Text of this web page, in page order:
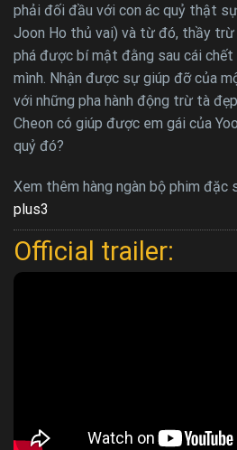
phải đối đầu với con ác quỷ thật
Joon Ho thủ vai) và từ đó, thầy trừ
phá được bí mật đằng sau cái chết
mình. Nhận được sự giúp đỡ của
với những pha hành động trừ tà
Cheon có giúp được em gái của
quỷ đó?
Xem thêm hàng ngàn bộ phim đặc
plus3
Official trailer: